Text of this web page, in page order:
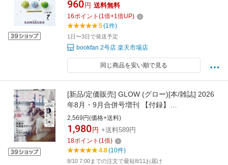
960 円 送料無料
16ポイント (1倍+1倍UP)
5(1件)
1日〜3日で発送予定
bookfan 2号店 楽天市場店
同じ商品を安い順で見る
[新品/定価販売] GLOW (グロー)[本/雑誌] 2026
年8月・9月合併号増刊 【付録】
DEAN&DELUCA ステンレスマグボトル / 宝島
社
2,569円(価格+送料)
1,980 円 +送料589円
18ポイント (1倍)
4.8(10件)
8/10 7:00までの注文で最短8/11お届け